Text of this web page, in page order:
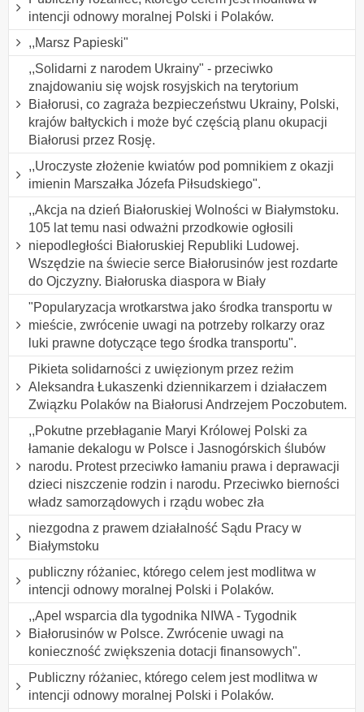
intencji odnowy moralnej Polski i Polaków.
,,Marsz Papieski"
,,Solidarni z narodem Ukrainy" - przeciwko
znajdowaniu się wojsk rosyjskich na terytorium
Białorusi, co zagraża bezpieczeństwu Ukrainy, Polski,
krajów bałtyckich i może być częścią planu okupacji
Białorusi przez Rosję.
,,Uroczyste złożenie kwiatów pod pomnikiem z okazji
imienin Marszałka Józefa Piłsudskiego".
,,Akcja na dzień Białoruskiej Wolności w Białymstoku.
105 lat temu nasi odważni przodkowie ogłosili
niepodległości Białoruskiej Republiki Ludowej.
Wszędzie na świecie serce Białorusinów jest rozdarte
do Ojczyzny. Białoruska diaspora w Biały
"Popularyzacja wrotkarstwa jako środka transportu w
mieście, zwrócenie uwagi na potrzeby rolkarzy oraz
luki prawne dotyczące tego środka transportu".
Pikieta solidarności z uwięzionym przez reżim
Aleksandra Łukaszenki dziennikarzem i działaczem
Związku Polaków na Białorusi Andrzejem Poczobutem.
,,Pokutne przebłaganie Maryi Królowej Polski za
łamanie dekalogu w Polsce i Jasnogórskich ślubów
narodu. Protest przeciwko łamaniu prawa i deprawacji
dzieci niszczenie rodzin i narodu. Przeciwko bierności
władz samorządowych i rządu wobec zła
niezgodna z prawem działalność Sądu Pracy w
Białymstoku
publiczny różaniec, którego celem jest modlitwa w
intencji odnowy moralnej Polski i Polaków.
,,Apel wsparcia dla tygodnika NIWA - Tygodnik
Białorusinów w Polsce. Zwrócenie uwagi na
konieczność zwiększenia dotacji finansowych".
Publiczny różaniec, którego celem jest modlitwa w
intencji odnowy moralnej Polski i Polaków.